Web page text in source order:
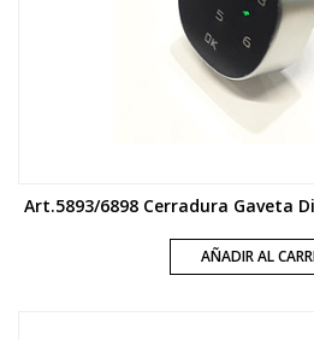
Art.5893/6898 Cerradura Gaveta
AÑADIR AL